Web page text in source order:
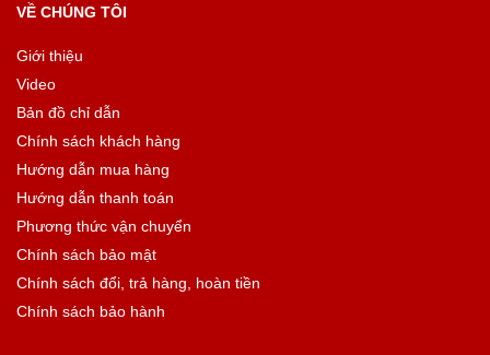
VỀ CHÚNG TÔI
Giới thiệu
Video
Bản đồ chỉ dẫn
Chính sách khách hàng
Hướng dẫn mua hàng
Hướng dẫn thanh toán
Phương thức vận chuyển
Chính sách bảo mật
Chính sách đổi, trả hàng, hoàn tiền
Chính sách bảo hành